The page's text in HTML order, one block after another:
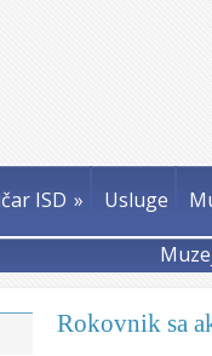
ISD » Usluge
Rokovnik sa